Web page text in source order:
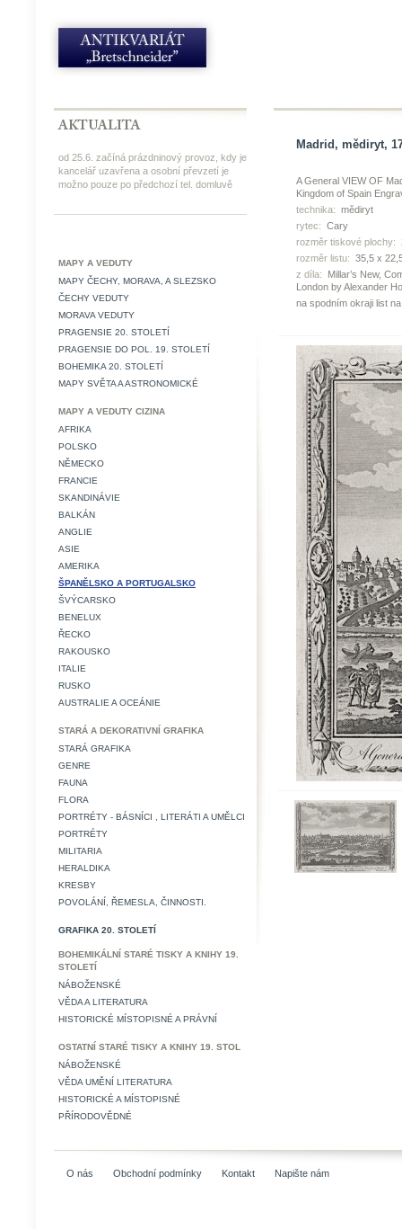
od 25.6. začíná prázdninový provoz, kdy je
kancelář uzavřena a osobní převzetí je
možno pouze po předchozí tel. domluvě
MAPY A VEDUTY
MAPY ČECHY, MORAVA, A SLEZSKO
ČECHY VEDUTY
MORAVA VEDUTY
PRAGENSIE 20. STOLETÍ
PRAGENSIE DO POL. 19. STOLETÍ
BOHEMIKA 20. STOLETÍ
MAPY SVĚTA A ASTRONOMICKÉ
MAPY A VEDUTY CIZINA
AFRIKA
POLSKO
NĚMECKO
FRANCIE
SKANDINÁVIE
BALKÁN
ANGLIE
ASIE
AMERIKA
ŠPANĚLSKO A PORTUGALSKO
ŠVÝCARSKO
BENELUX
ŘECKO
RAKOUSKO
ITALIE
RUSKO
AUSTRALIE A OCEÁNIE
STARÁ A DEKORATIVNÍ GRAFIKA
STARÁ GRAFIKA
GENRE
FAUNA
FLORA
PORTRÉTY - BÁSNÍCI , LITERÁTI A UMĚLCI
PORTRÉTY
MILITARIA
HERALDIKA
KRESBY
POVOLÁNÍ, ŘEMESLA, ČINNOSTI.
GRAFIKA 20. STOLETÍ
BOHEMIKÁLNÍ STARÉ TISKY A KNIHY 19.
STOLETÍ
NÁBOŽENSKÉ
VĚDA A LITERATURA
HISTORICKÉ MÍSTOPISNÉ A PRÁVNÍ
OSTATNÍ STARÉ TISKY A KNIHY 19. STOL
NÁBOŽENSKÉ
VĚDA UMĚNÍ LITERATURA
HISTORICKÉ A MÍSTOPISNÉ
PŘÍRODOVĚDNÉ
Madrid, mědiryt,
A General VIEW OF
Kingdom of Spain
technika: mědiryt
rytec: Cary
rozměr tiskové plochy:
rozměr listu: 35,5 x
z díla:
Millar’s New,
London by Alexander
na spodním okraji list
O nás Obchodní podmínky Kontakt Napište nám